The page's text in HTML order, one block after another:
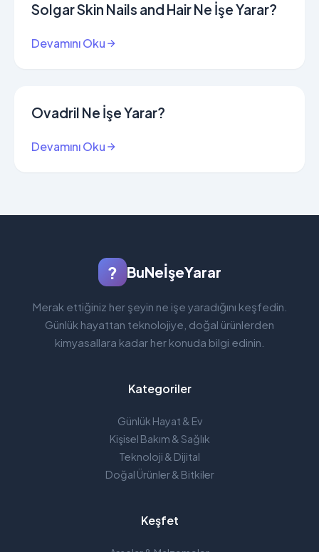
Solgar Skin Nails and Hair Ne İşe Yarar?
Devamını Oku
Ovadril Ne İşe Yarar?
Devamını Oku
? BuNeİşeYarar
Merak ettiğiniz her şeyin ne işe yaradığını keşfedin.
Günlük hayattan teknolojiye, doğal ürünlerden
kimyasallara kadar her konuda bilgi edinin.
Kategoriler
Günlük Hayat & Ev
Kişisel Bakım & Sağlık
Teknoloji & Dijital
Doğal Ürünler & Bitkiler
Keşfet